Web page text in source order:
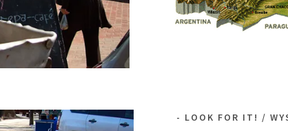
LOOK FOR IT! /